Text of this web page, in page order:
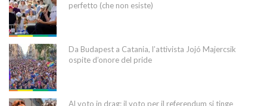
perfetto (che non esiste)
Da Budapest a Catania, l’attivista Jojó Majercsik
ospite d’onore del pride
Al voto in drag: il voto per il referendum si tinge